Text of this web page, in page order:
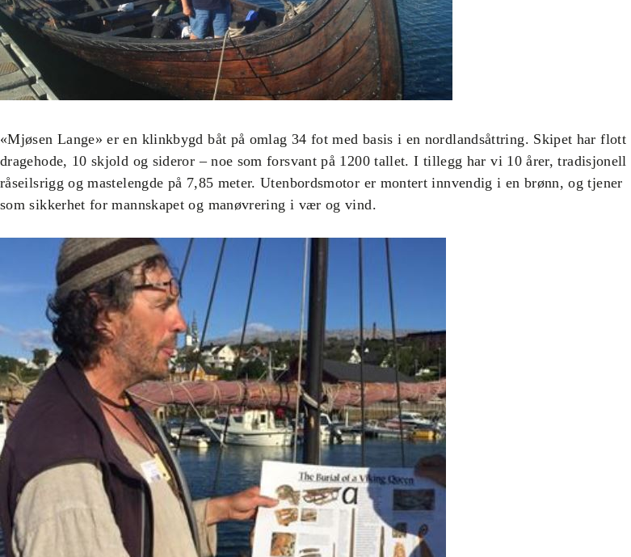
«Mjøsen Lange» er en klinkbygd båt på omlag 34 fot med basis i en nordlandsåttring. Skipet har flott
dragehode, 10 skjold og sideror – noe som forsvant på 1200 tallet. I tillegg har vi 10 årer, tradisjonell
råseilsrigg og mastelengde på 7,85 meter. Utenbordsmotor er montert innvendig i en brønn, og tjener
som sikkerhet for mannskapet og manøvrering i vær og vind.